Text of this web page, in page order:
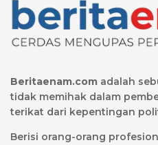
Beritaenam.com adalah
tidak memihak dalam
terikat dari kepentingan
Berisi orang-orang